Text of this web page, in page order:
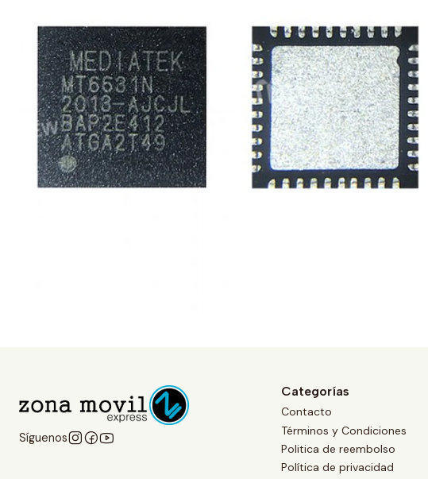
Síguenos
Categorías
Contacto
Términos y Condiciones
Politica de reembolso
Política de privacidad